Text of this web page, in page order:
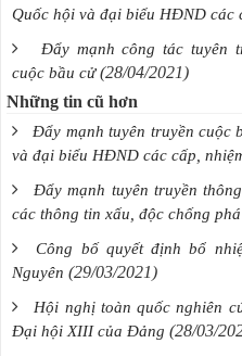
Quốc hội và đại biểu HĐND các
Đẩy mạnh công tác tuyên
cuộc bầu cử (28/04/2021)
Những tin cũ hơn
Đẩy mạnh tuyên truyền cuộc
và đại biểu HĐND các cấp,
Đẩy mạnh tuyên truyền
các thông tin xấu, độc chống
Công bố quyết định bổ
Nguyên (29/03/2021)
Hội nghị toàn quốc nghiên
Đại hội XIII của Đảng (28/03/